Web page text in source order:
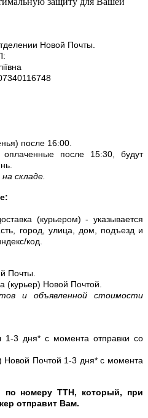
Новой Почты.
после 16:00.
после 15:30, будут
складе.
(курьером) - указывается
город, улица, дом, подъезд и
код.
Почты.
(курьер) Новой Почтой.
и объявленной стоимости
3 дня* с момента отправки со
Новой Почтой 1-3 дня* с момента
по номеру ТТН, который, при
отправит Вам.